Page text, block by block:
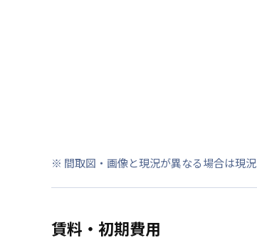
※ 間取図・画像と現況が異なる場合は現況
賃料・初期費用